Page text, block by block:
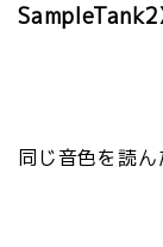
同じ音色を読ん